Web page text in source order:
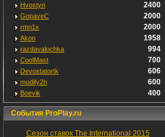
Hvostyn 2400
GopaveC 2000
rmn1x 2000
Akon 1958
razdavalochka 994
CoolMast 700
Devostatortk 606
modify2h 600
Boevik 400
События ProPlay.ru
Сезон ставок The International 2015